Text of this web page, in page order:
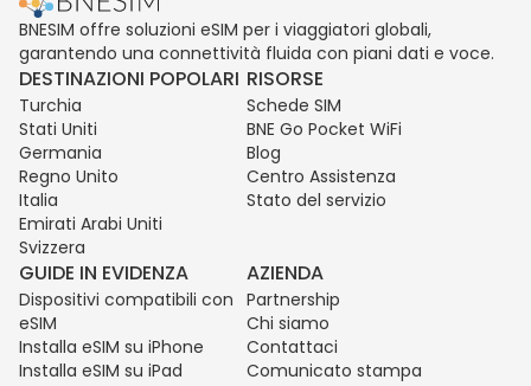
BNESIM offre soluzioni eSIM per i viaggiatori globali,
garantendo una connettività fluida con piani dati e voce.
DESTINAZIONI POPOLARI
Turchia
Stati Uniti
Germania
Regno Unito
Italia
Emirati Arabi Uniti
Svizzera
RISORSE
Schede SIM
BNE Go Pocket WiFi
Blog
Centro Assistenza
Stato del servizio
GUIDE IN EVIDENZA
Dispositivi compatibili con
eSIM
Installa eSIM su iPhone
Installa eSIM su iPad
AZIENDA
Partnership
Chi siamo
Contattaci
Comunicato stampa